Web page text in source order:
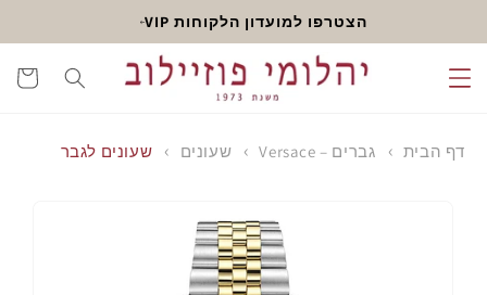
הצטרפו למועדון הלקוחות VIP
עגלה
דף הבית גברים – Versace שעונים שעונים לגבר